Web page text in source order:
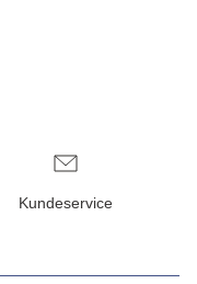
Kundeservice